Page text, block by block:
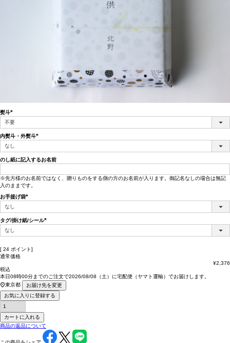
熨斗
(必
須)
内熨斗・外熨斗
のし紙に記入するお名前
※先方様のお名前ではなく、贈りものをする側の方のお名前が入ります。御記名なしの場合は無記
入のままです。
お手提げ袋
タグ/掛け紙/シール
[ 24 ポイント]
通常価格
¥2,376
税込
本日08時00分までのご注文で2026/08/08（土） に宅配便（ヤマト運輸） でお届けします。
東京都
お届け先を変更
お気に入りに登録する
カートに入れる
商品の返品について